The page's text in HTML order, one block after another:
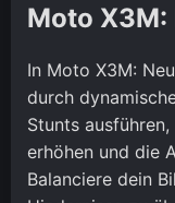
Moto X3M:
In Moto X3M:
durch
Stunts
erhöhen und die
Balanciere dein